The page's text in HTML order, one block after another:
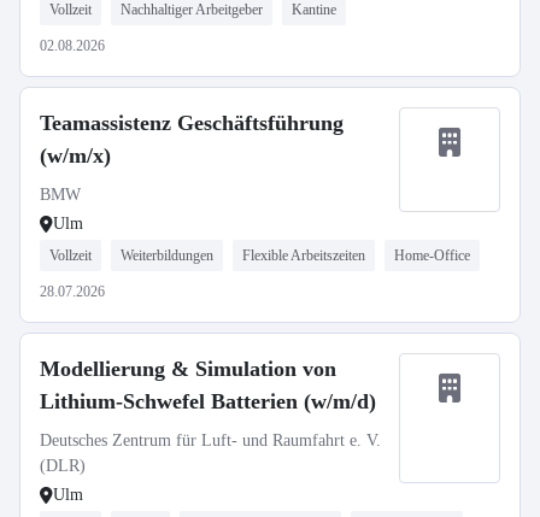
Vollzeit Nachhaltiger Arbeitgeber Kantine
02.08.2026
Teamassistenz Geschäftsführung
(w/m/x)
BMW
Ulm
Vollzeit Weiterbildungen Flexible Arbeitszeiten Home-Office
28.07.2026
Modellierung & Simulation von
Lithium-Schwefel Batterien (w/m/d)
Deutsches Zentrum für Luft- und Raumfahrt e. V.
(DLR)
Ulm